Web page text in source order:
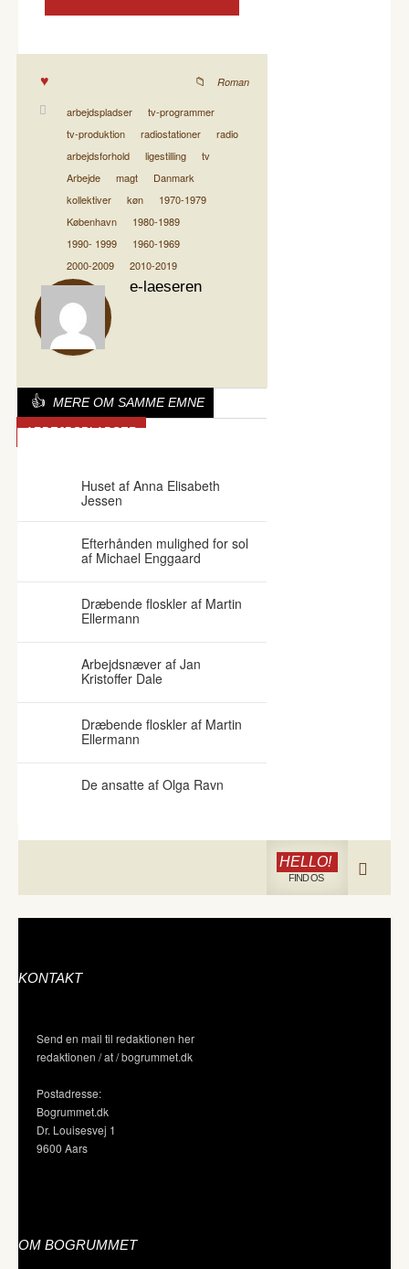
Roman
arbejdspladser
tv-programmer
tv-produktion
radiostationer
radio
arbejdsforhold
ligestilling
tv
Arbejde
magt
Danmark
kollektiver
køn
1970-1979
København
1980-1989
1990- 1999
1960-1969
2000-2009
2010-2019
e-laeseren
MERE OM SAMME EMNE
ARBEJDSPLADSER
Huset af Anna Elisabeth
Jessen
Efterhånden mulighed for sol
af Michael Enggaard
Dræbende floskler af Martin
Ellermann
Arbejdsnæver af Jan
Kristoffer Dale
Dræbende floskler af Martin
Ellermann
De ansatte af Olga Ravn
HELLO!
FIND OS
KONTAKT
Send en mail til redaktionen her
redaktionen / at / bogrummet.dk
Postadresse:
Bogrummet.dk
Dr. Louisesvej 1
9600 Aars
OM BOGRUMMET